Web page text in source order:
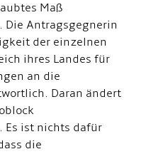
Maß
Die Antragsgegnerin
der einzelnen
ihres Landes für
an die
Daran ändert
ist nichts dafür
die